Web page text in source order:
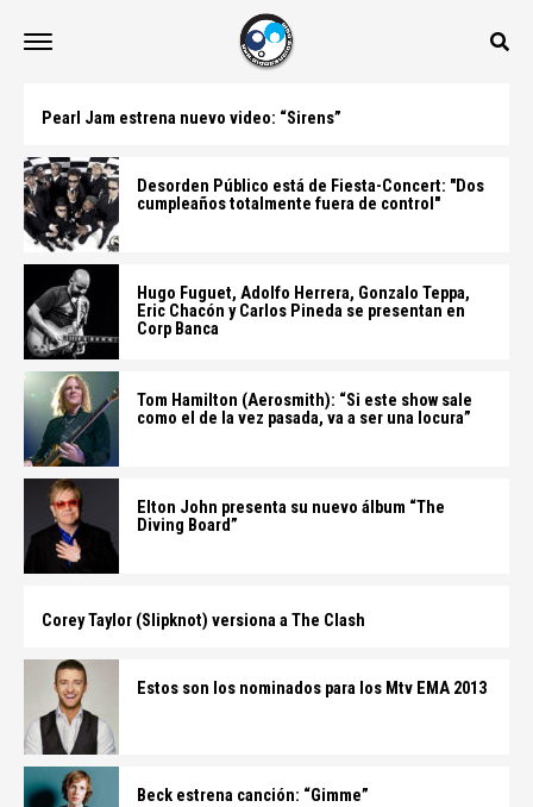
Pearl Jam estrena nuevo video: “Sirens”
Desorden Público está de Fiesta-Concert: "Dos
cumpleaños totalmente fuera de control"
Hugo Fuguet, Adolfo Herrera, Gonzalo Teppa,
Eric Chacón y Carlos Pineda se presentan en
Corp Banca
Tom Hamilton (Aerosmith): “Si este show sale
como el de la vez pasada, va a ser una locura”
Elton John presenta su nuevo álbum “The
Diving Board”
Corey Taylor (Slipknot) versiona a The Clash
Estos son los nominados para los Mtv EMA 2013
Beck estrena canción: “Gimme”